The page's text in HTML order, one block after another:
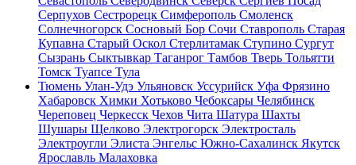
Серпухов Сестрорецк Симферополь Смоленск
Солнечногорск Сосновый Бор Сочи Ставрополь Старая
Купавна Старый Оскол Стерлитамак Ступино Сургут
Сызрань Сыктывкар Таганрог Тамбов Тверь Тольятти
Томск Туапсе Тула
Тюмень Улан-Удэ Ульяновск Уссурийск Уфа Фрязино
Хабаровск Химки Хотьково Чебоксары Челябинск
Череповец Черкесск Чехов Чита Шатура Шахты
Шушары Щелково Электрогорск Электросталь
Электроугли Элиста Энгельс Южно-Сахалинск Якутск
Ярославль Малаховка